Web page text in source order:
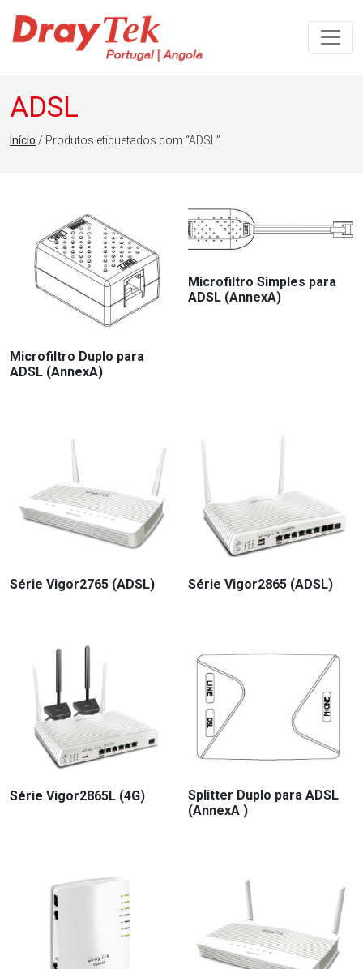
Navegação principal
ADSL
Início / Produtos etiquetados com “ADSL”
Microfiltro Duplo para
ADSL (AnnexA)
Microfiltro Simples para
ADSL (AnnexA)
Série Vigor2765 (ADSL) Série Vigor2865 (ADSL)
Série Vigor2865L (4G)
Splitter Duplo para ADSL
(AnnexA )